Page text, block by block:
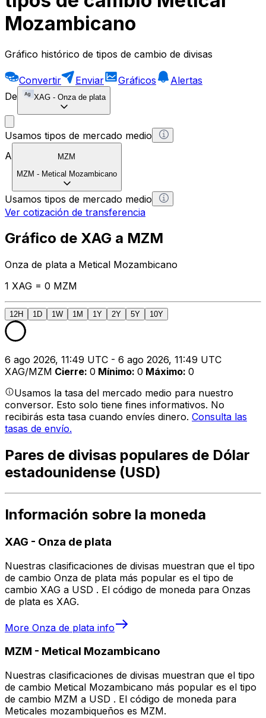
Mozambicano
Gráfico histórico de tipos de cambio de divisas
Convertir Enviar Gráficos
Alertas
De
XAG - Onza de plata
Usamos tipos de mercado medio
A
MZM
MZM - Metical Mozambicano
Usamos tipos de mercado medio
Ver cotización de transferencia
Gráfico de XAG a MZM
Onza de plata a Metical Mozambicano
1 XAG = 0 MZM
12H 1D 1W 1M 1Y 2Y 5Y 10Y
6 ago 2026, 11:49 UTC - 6 ago 2026, 11:49 UTC
XAG/MZM Cierre: 0 Mínimo: 0 Máximo: 0
Usamos la tasa del mercado medio para nuestro
conversor. Esto solo tiene fines informativos. No
recibirás esta tasa cuando envíes dinero. Consulta las
tasas de envío.
Pares de divisas populares de Dólar
estadounidense (USD)
Información sobre la moneda
XAG - Onza de plata
Nuestras clasificaciones de divisas muestran que el tipo
de cambio Onza de plata más popular es el tipo de
cambio XAG a USD . El código de moneda para Onzas
de plata es XAG.
More Onza de plata info
MZM - Metical Mozambicano
Nuestras clasificaciones de divisas muestran que el tipo
de cambio Metical Mozambicano más popular es el tipo
de cambio MZM a USD . El código de moneda para
Meticales mozambiqueños es MZM.